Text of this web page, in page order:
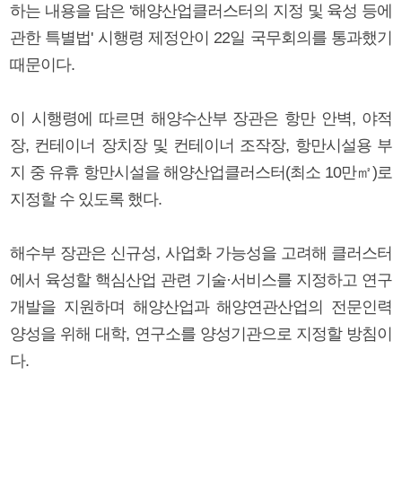
하는 내용을 담은 '해양산업클러스터의 지정 및 육성 등에
관한 특별법' 시행령 제정안이 22일 국무회의를 통과했기
때문이다.
이 시행령에 따르면 해양수산부 장관은 항만 안벽, 야적
장, 컨테이너 장치장 및 컨테이너 조작장, 항만시설용 부
지 중 유휴 항만시설을 해양산업클러스터(최소 10만㎡)로
지정할 수 있도록 했다.
해수부 장관은 신규성, 사업화 가능성을 고려해 클러스터
에서 육성할 핵심산업 관련 기술·서비스를 지정하고 연구
개발을 지원하며 해양산업과 해양연관산업의 전문인력
양성을 위해 대학, 연구소를 양성기관으로 지정할 방침이
다.